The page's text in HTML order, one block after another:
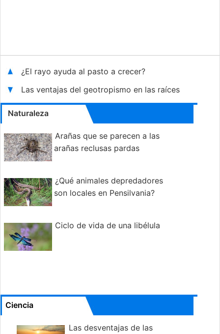
¿El rayo ayuda al pasto a crecer?
Las ventajas del geotropismo en las raíces
Naturaleza
Arañas que se parecen a las
arañas reclusas pardas
¿Qué animales depredadores
son locales en Pensilvania?
Ciclo de vida de una libélula
Ciencia
Las desventajas de las